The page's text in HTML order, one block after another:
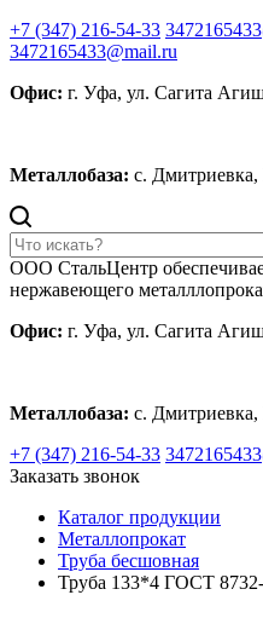
+7 (347) 216-54-33
3472165433@mail.ru
Офис: г. Уфа, ул. Сагита
Металлобаза: с. Дмитриевка,
ООО СтальЦентр
нержавеющего
Офис: г. Уфа, ул. Сагита
Металлобаза: с. Дмитриевка,
+7 (347) 216-54-33
Заказать звонок
Каталог продукции
Металлопрокат
Труба бесшовная
Труба 133*4 ГОСТ